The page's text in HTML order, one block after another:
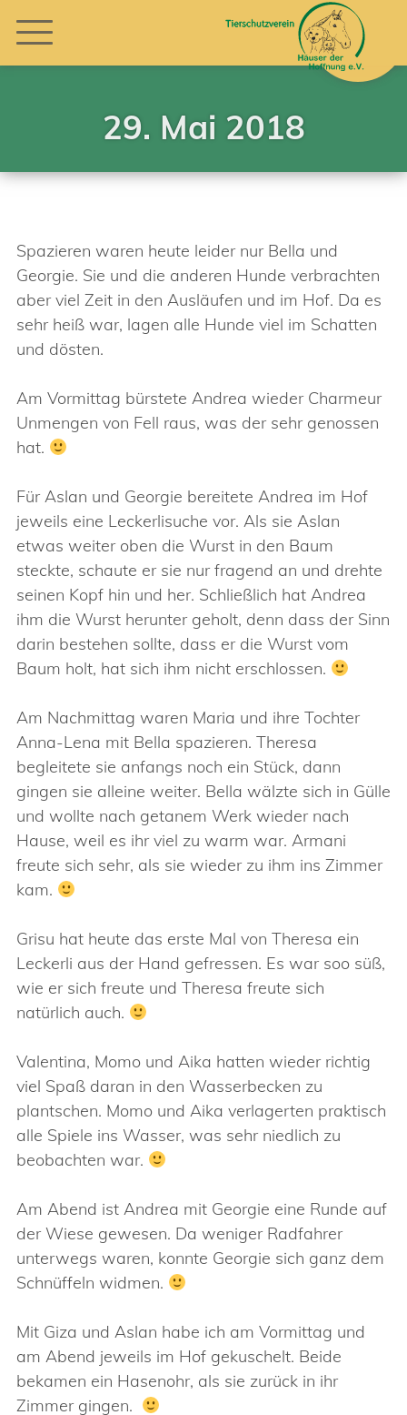
29. Mai 2018
Spazieren waren heute leider nur Bella und
Georgie. Sie und die anderen Hunde verbrachten
aber viel Zeit in den Ausläufen und im Hof. Da es
sehr heiß war, lagen alle Hunde viel im Schatten
und dösten.
Am Vormittag bürstete Andrea wieder Charmeur
Unmengen von Fell raus, was der sehr genossen
hat.
Für Aslan und Georgie bereitete Andrea im Hof
jeweils eine Leckerlisuche vor. Als sie Aslan
etwas weiter oben die Wurst in den Baum
steckte, schaute er sie nur fragend an und drehte
seinen Kopf hin und her. Schließlich hat Andrea
ihm die Wurst herunter geholt, denn dass der Sinn
darin bestehen sollte, dass er die Wurst vom
Baum holt, hat sich ihm nicht erschlossen.
Am Nachmittag waren Maria und ihre Tochter
Anna-Lena mit Bella spazieren. Theresa
begleitete sie anfangs noch ein Stück, dann
gingen sie alleine weiter. Bella wälzte sich in Gülle
und wollte nach getanem Werk wieder nach
Hause, weil es ihr viel zu warm war. Armani
freute sich sehr, als sie wieder zu ihm ins Zimmer
kam.
Grisu hat heute das erste Mal von Theresa ein
Leckerli aus der Hand gefressen. Es war soo süß,
wie er sich freute und Theresa freute sich
natürlich auch.
Valentina, Momo und Aika hatten wieder richtig
viel Spaß daran in den Wasserbecken zu
plantschen. Momo und Aika verlagerten praktisch
alle Spiele ins Wasser, was sehr niedlich zu
beobachten war.
Am Abend ist Andrea mit Georgie eine Runde auf
der Wiese gewesen. Da weniger Radfahrer
unterwegs waren, konnte Georgie sich ganz dem
Schnüffeln widmen.
Mit Giza und Aslan habe ich am Vormittag und
am Abend jeweils im Hof gekuschelt. Beide
bekamen ein Hasenohr, als sie zurück in ihr
Zimmer gingen.